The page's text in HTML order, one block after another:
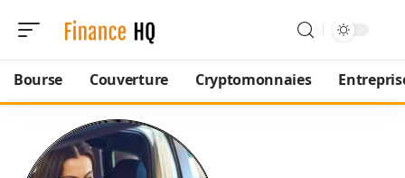
Bourse Couverture Cryptomonnaies